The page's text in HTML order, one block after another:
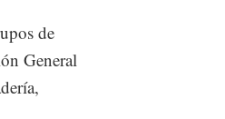
de
General